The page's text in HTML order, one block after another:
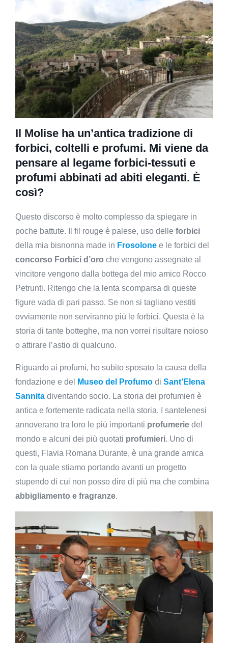
Il Molise ha un’antica tradizione di
forbici, coltelli e profumi. Mi viene da
pensare al legame forbici-tessuti e
profumi abbinati ad abiti eleganti. È
così?
Questo discorso è molto complesso da spiegare in
poche battute. Il fil rouge è palese, uso delle forbici
della mia bisnonna made in Frosolone e le forbici del
concorso Forbici d’oro che vengono assegnate al
vincitore vengono dalla bottega del mio amico Rocco
Petrunti. Ritengo che la lenta scomparsa di queste
figure vada di pari passo. Se non si tagliano vestiti
ovviamente non serviranno più le forbici. Questa è la
storia di tante botteghe, ma non vorrei risultare noioso
o attirare l’astio di qualcuno.
Riguardo ai profumi, ho subito sposato la causa della
fondazione e del
Museo del Profumo di Sant’Elena
Sannita diventando socio. La storia dei profumieri è
antica e fortemente radicata nella storia. I santelenesi
annoverano tra loro le più importanti profumerie del
mondo e alcuni dei più quotati profumieri. Uno di
questi, Flavia Romana Durante, è una grande amica
con la quale stiamo portando avanti un progetto
stupendo di cui non posso dire di più ma che combina
abbigliamento e fragranze.